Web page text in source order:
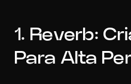
1. Reverb:
Para Alta